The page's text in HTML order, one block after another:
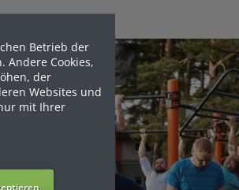
Betrieb der
Andere Cookies,
der
Websites und
mit Ihrer